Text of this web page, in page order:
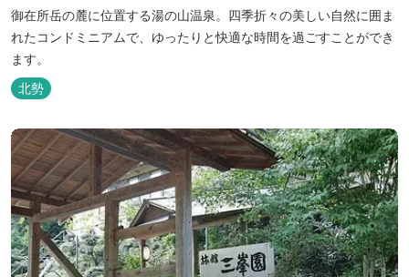
御在所岳の麓に位置する湯の山温泉。四季折々の美しい自然に囲ま
れたコンドミニアムで、ゆったりと快適な時間を過ごすことができ
ます。
北勢